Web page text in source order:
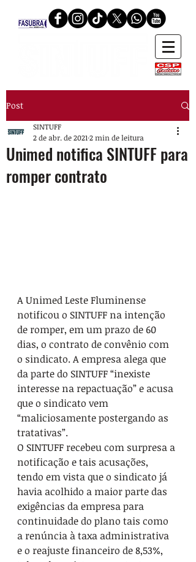
Post
Unimed notifica SINTUFF para
romper contrato
SINTUFF
2 de abr. de 2021 2 min de leitura
A Unimed Leste Fluminense
notificou o SINTUFF na intenção
de romper, em um prazo de 60
dias, o contrato de convênio com
o sindicato. A empresa alega que
da parte do SINTUFF “inexiste
interesse na repactuação” e acusa
que o sindicato vem
“maliciosamente postergando as
tratativas”.
O SINTUFF recebeu com surpresa a
notificação e tais acusações,
tendo em vista que o sindicato já
havia acolhido a maior parte das
exigências da empresa para
continuidade do plano tais como
a renúncia à taxa administrativa
e o reajuste financeiro de 8,53%,